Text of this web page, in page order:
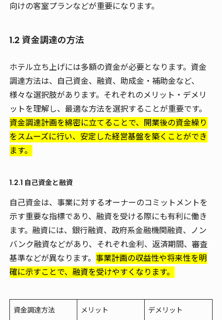
向けの客室プランなどが重要になります。
1.2 資金調達の方法
ホテル立ち上げには多額の資金が必要となります。資金
調達方法は、自己資金、融資、助成金・補助金など、
様々な選択肢があります。それぞれのメリット・デメリ
ットを理解し、最適な方法を選択することが重要です。
資金調達計画を綿密に立てることで、開業後の資金繰り
をスムーズに行い、安定した経営基盤を築くことができ
ます。
1.2.1 自己資金と融資
自己資金は、事業に対するオーナーのコミットメントを
示す重要な指標であり、融資を受ける際にも有利に働き
ます。融資には、銀行融資、政府系金融機関融資、ノン
バンク融資などがあり、それぞれ金利、返済期間、審査
基準などが異なります。 事業計画の収益性や将来性を明
確に示すことで、融資を受けやすくなります。
資金調達方法 メリット デメリット